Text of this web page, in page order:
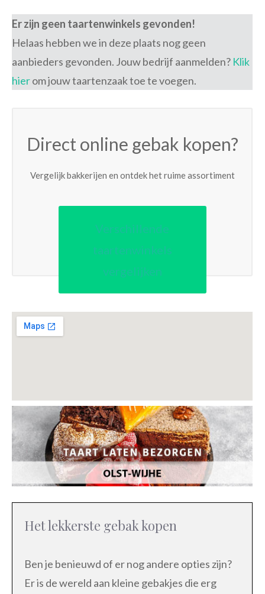
Er zijn geen taartenwinkels gevonden!
Helaas hebben we in deze plaats nog geen
aanbieders gevonden. Jouw bedrijf aanmelden? Klik
hierom jouw taartenzaak toe te voegen.
Direct online gebak kopen?
Vergelijk bakkerijen en ontdek het ruime assortiment
Verschillende
taartenwinkels
vergelijken
Het lekkerste gebak kopen
Ben je benieuwd of er nog andere opties zijn?
Er is de wereld aan kleine gebakjes die erg